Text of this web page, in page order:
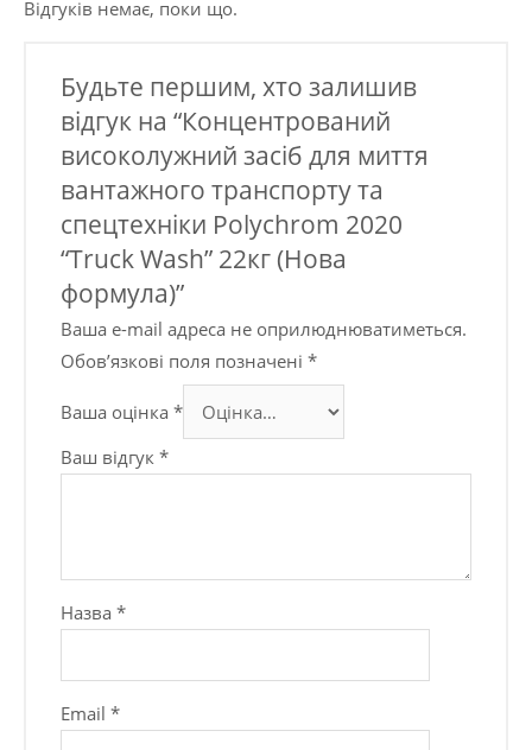
Відгуків немає, поки що.
Будьте першим, хто залишив
відгук на “Концентрований
високолужний засіб для миття
вантажного транспорту та
спецтехніки Polychrom 2020
“Truck Wash” 22кг (Нова
формула)”
Ваша e-mail адреса не оприлюднюватиметься.
Обов’язкові поля позначені*
Ваша оцінка*
Ваш відгук*
Назва*
Email*